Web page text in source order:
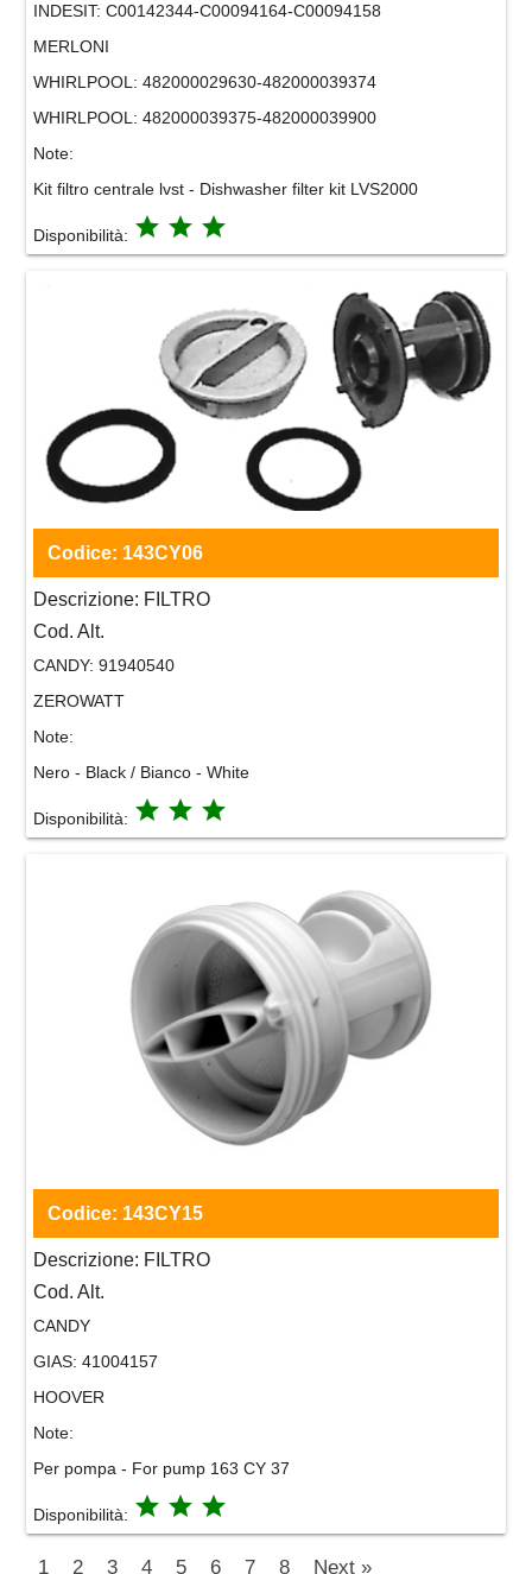
INDESIT: C00142344-C00094164-C00094158
MERLONI
WHIRLPOOL: 482000029630-482000039374
WHIRLPOOL: 482000039375-482000039900
Note:
Kit filtro centrale lvst - Dishwasher filter kit LVS2000
Disponibilità: grade grade grade
Codice: 143CY06
Descrizione: FILTRO
Cod. Alt.
CANDY: 91940540
ZEROWATT
Note:
Nero - Black / Bianco - White
Disponibilità: grade grade grade
Codice: 143CY15
Descrizione: FILTRO
Cod. Alt.
CANDY
GIAS: 41004157
HOOVER
Note:
Per pompa - For pump 163 CY 37
Disponibilità: grade grade grade
1 2 3 4 5 6 7 8 Next »